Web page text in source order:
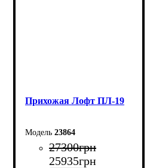
Прихожая Лофт ПЛ-19
23864
27300грн
25935грн